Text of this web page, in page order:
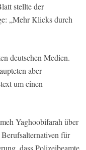
stellte der
„Mehr Klicks durch
deutschen Medien.
aber
um einen
Yaghoobifarah über
für
dass Polizeibeamte